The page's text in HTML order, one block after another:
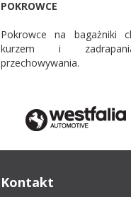
POKROWCE
Pokrowce na bagażniki
kurzem i
przechowywania.
Kontakt